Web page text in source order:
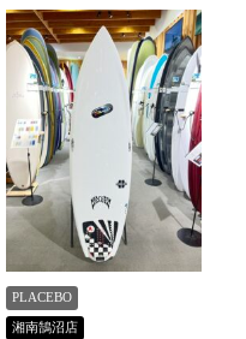
PLACEBO
湘南鵠沼店